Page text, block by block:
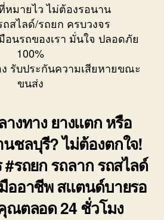
หมายไว ไม่ต้องรอนาน
ถสไลด์/รถยก ครบวงจร
นรถของเรา มั่นใจ ปลอดภัย
100%
ง รับประกันความเสียหายขณะ
ขนส่ง
างทาง ยางแตก หรือ
ชลบุรี? ไม่ต้องตกใจ!
#รถยก รถลาก รถสไลด์
ออาชีพ สแตนด์บายรอ
ณตลอด 24 ชั่วโมง